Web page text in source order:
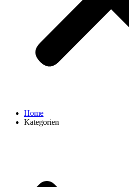
Home
Kategorien